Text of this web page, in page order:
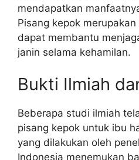
mendapatkan
Pisang kepok
dapat membantu
janin selama kehamilan.
Bukti Ilmiah
Beberapa studi ilmiah
pisang kepok untuk ibu
yang dilakukan oleh
Indonesia menemukan